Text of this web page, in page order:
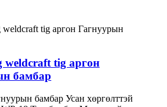
weldcraft tig аргон
бамбар